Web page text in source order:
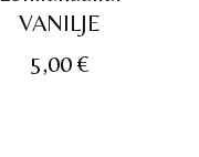
VANILJE
5,00€